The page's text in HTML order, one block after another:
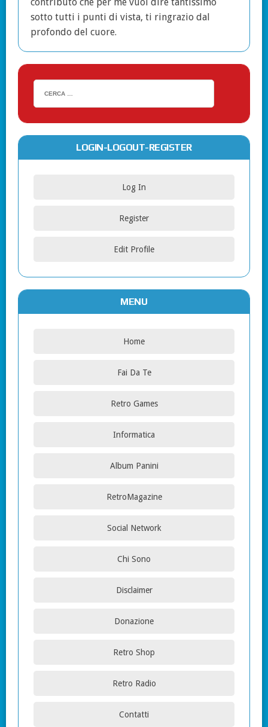
contributo che per me vuol dire tantissimo
sotto tutti i punti di vista, ti ringrazio dal
profondo del cuore.
LOGIN-LOGOUT-REGISTER
Log In
Register
Edit Profile
MENU
Home
Fai Da Te
Retro Games
Informatica
Album Panini
RetroMagazine
Social Network
Chi Sono
Disclaimer
Donazione
Retro Shop
Retro Radio
Contatti